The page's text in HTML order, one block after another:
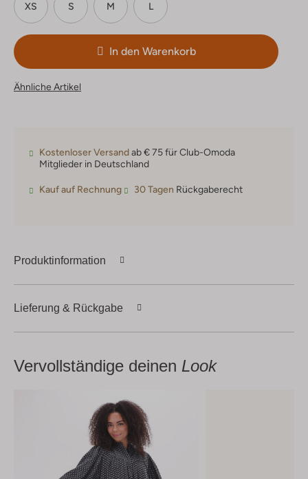
XS S M L
In den Warenkorb
Ähnliche Artikel
Kostenloser Versandab € 75 für Club-Omoda
Mitglieder in Deutschland
Kauf auf Rechnung 30 Tagen Rückgaberecht
Produktinformation
Lieferung & Rückgabe
Vervollständige deinen Look